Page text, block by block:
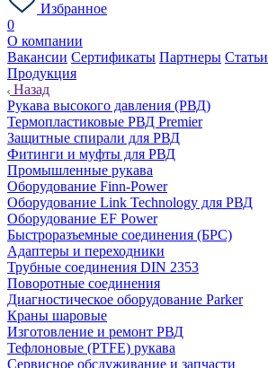
Избранное
0
О компании
Вакансии Сертификаты Партнеры Статьи
Продукция
Назад
Рукава высокого давления (РВД)
Термопластиковые РВД Premier
Защитные спирали для РВД
Фитинги и муфты для РВД
Промышленные рукава
Оборудование Finn-Power
Оборудование Link Technology для РВД
Оборудование EF Power
Быстроразъемные соединения (БРС)
Адаптеры и переходники
Трубные соединения DIN 2353
Поворотные соединения
Диагностическое оборудование Parker
Краны шаровые
Изготовление и ремонт РВД
Тефлоновые (PTFE) рукава
Сервисное обслуживание и запчасти